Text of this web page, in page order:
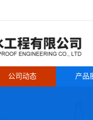
公司动态 产品